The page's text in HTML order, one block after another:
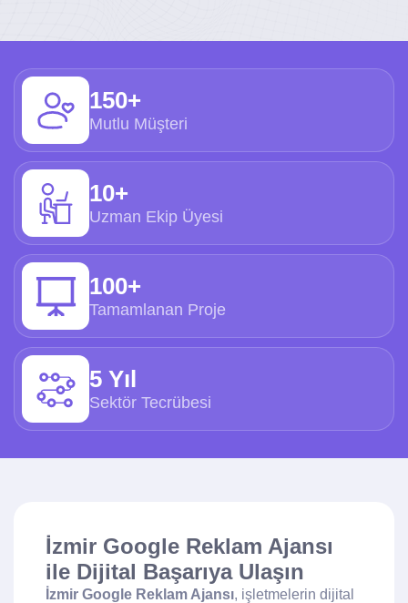
150+
Mutlu Müşteri
10+
Uzman Ekip Üyesi
100+
Tamamlanan Proje
5 Yıl
Sektör Tecrübesi
İzmir Google Reklam Ajansı
ile Dijital Başarıya Ulaşın
İzmir Google Reklam Ajansı, işletmelerin dijital